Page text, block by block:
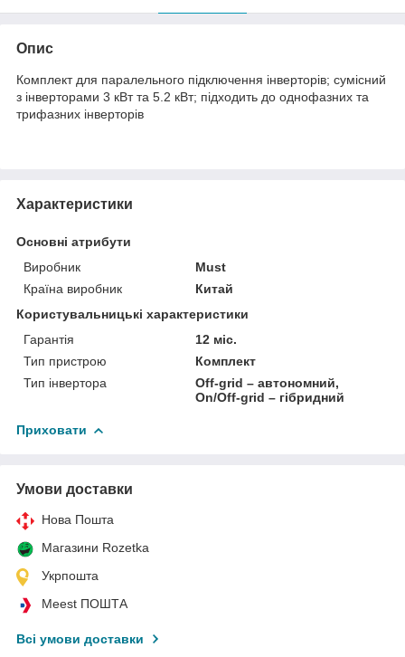
Опис
Комплект для паралельного підключення інверторів; сумісний
з інверторами 3 кВт та 5.2 кВт; підходить до однофазних та
трифазних інверторів
Характеристики
Основні атрибути
Виробник
Must
Країна виробник
Китай
Користувальницькі характеристики
Гарантія
12 міс.
Тип пристрою
Комплект
Тип інвертора
Off-grid – автономний,
On/Off-grid – гібридний
Приховати
Умови доставки
Нова Пошта
Магазини Rozetka
Укрпошта
Meest ПОШТА
Всі умови доставки